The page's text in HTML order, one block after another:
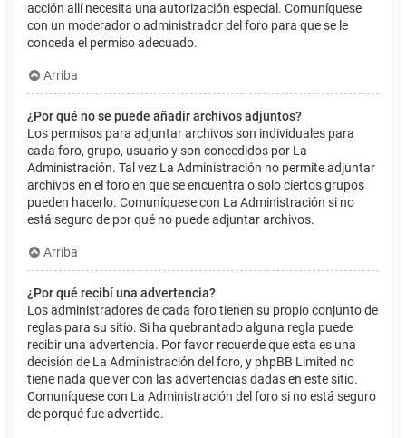
acción allí necesita una autorización especial. Comuníquese
con un moderador o administrador del foro para que se le
conceda el permiso adecuado.
Arriba
¿Por qué no se puede añadir archivos adjuntos?
Los permisos para adjuntar archivos son individuales para
cada foro, grupo, usuario y son concedidos por La
Administración. Tal vez La Administración no permite adjuntar
archivos en el foro en que se encuentra o solo ciertos grupos
pueden hacerlo. Comuníquese con La Administración si no
está seguro de por qué no puede adjuntar archivos.
Arriba
¿Por qué recibí una advertencia?
Los administradores de cada foro tienen su propio conjunto de
reglas para su sitio. Si ha quebrantado alguna regla puede
recibir una advertencia. Por favor recuerde que esta es una
decisión de La Administración del foro, y phpBB Limited no
tiene nada que ver con las advertencias dadas en este sitio.
Comuníquese con La Administración del foro si no está seguro
de porqué fue advertido.